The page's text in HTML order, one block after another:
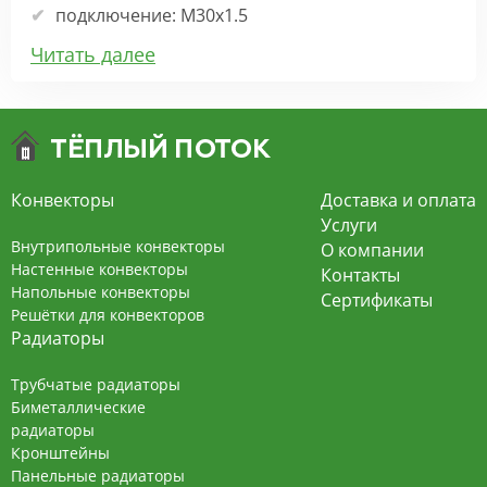
подключение: M30x1.5
высота: 85 мм
регулировка температуры: от 7 - 28°C
Читать далее
Конвекторы
Внутрипольные конвекторы
Настенные конвекторы
Напольные конвекторы
Решётки для конвекторов
Радиаторы
Трубчатые радиаторы
Биметаллические
радиаторы
Кронштейны
Панельные радиаторы
Доставка и оплата
Услуги
О компании
Контакты
Сертификаты